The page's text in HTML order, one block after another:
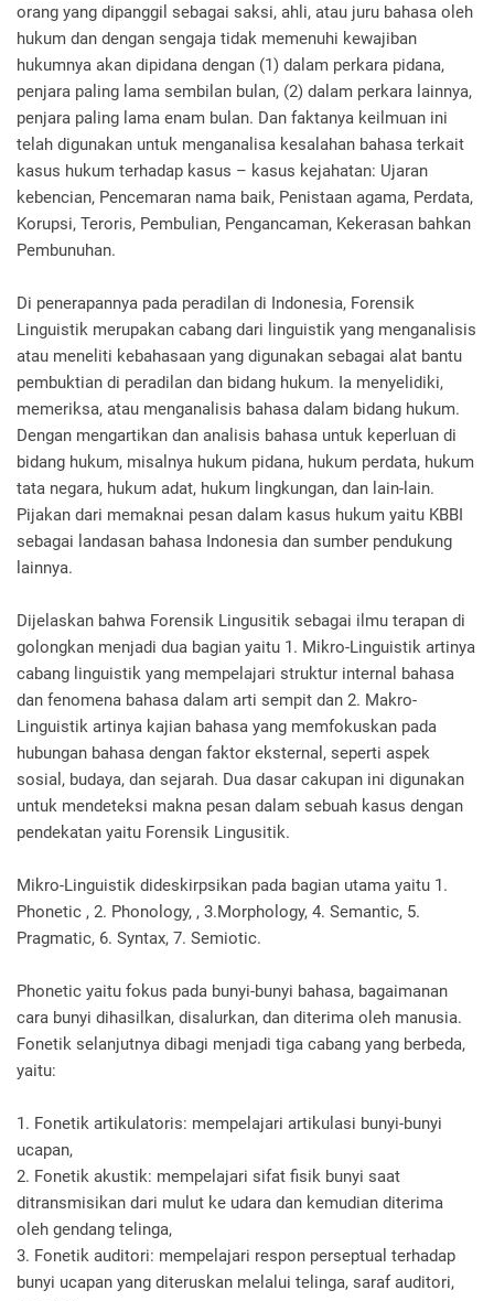
orang yang dipanggil sebagai saksi, ahli, atau juru bahasa oleh
hukum dan dengan sengaja tidak memenuhi kewajiban
hukumnya akan dipidana dengan (1) dalam perkara pidana,
penjara paling lama sembilan bulan, (2) dalam perkara lainnya,
penjara paling lama enam bulan. Dan faktanya keilmuan ini
telah digunakan untuk menganalisa kesalahan bahasa terkait
kasus hukum terhadap kasus – kasus kejahatan: Ujaran
kebencian, Pencemaran nama baik, Penistaan agama, Perdata,
Korupsi, Teroris, Pembulian, Pengancaman, Kekerasan bahkan
Pembunuhan.
Di penerapannya pada peradilan di Indonesia, Forensik
Linguistik merupakan cabang dari linguistik yang menganalisis
atau meneliti kebahasaan yang digunakan sebagai alat bantu
pembuktian di peradilan dan bidang hukum. Ia menyelidiki,
memeriksa, atau menganalisis bahasa dalam bidang hukum.
Dengan mengartikan dan analisis bahasa untuk keperluan di
bidang hukum, misalnya hukum pidana, hukum perdata, hukum
tata negara, hukum adat, hukum lingkungan, dan lain-lain.
Pijakan dari memaknai pesan dalam kasus hukum yaitu KBBI
sebagai landasan bahasa Indonesia dan sumber pendukung
lainnya.
Dijelaskan bahwa Forensik Lingusitik sebagai ilmu terapan di
golongkan menjadi dua bagian yaitu 1. Mikro-Linguistik artinya
cabang linguistik yang mempelajari struktur internal bahasa
dan fenomena bahasa dalam arti sempit dan 2. Makro-
Linguistik artinya kajian bahasa yang memfokuskan pada
hubungan bahasa dengan faktor eksternal, seperti aspek
sosial, budaya, dan sejarah. Dua dasar cakupan ini digunakan
untuk mendeteksi makna pesan dalam sebuah kasus dengan
pendekatan yaitu Forensik Lingusitik.
Mikro-Linguistik dideskirpsikan pada bagian utama yaitu 1.
Phonetic , 2. Phonology, , 3.Morphology, 4. Semantic, 5.
Pragmatic, 6. Syntax, 7. Semiotic.
Phonetic yaitu fokus pada bunyi-bunyi bahasa, bagaimanan
cara bunyi dihasilkan, disalurkan, dan diterima oleh manusia.
Fonetik selanjutnya dibagi menjadi tiga cabang yang berbeda,
yaitu:
1. Fonetik artikulatoris: mempelajari artikulasi bunyi-bunyi
ucapan,
2. Fonetik akustik: mempelajari sifat fisik bunyi saat
ditransmisikan dari mulut ke udara dan kemudian diterima
oleh gendang telinga,
3. Fonetik auditori: mempelajari respon perseptual terhadap
bunyi ucapan yang diteruskan melalui telinga, saraf auditori,